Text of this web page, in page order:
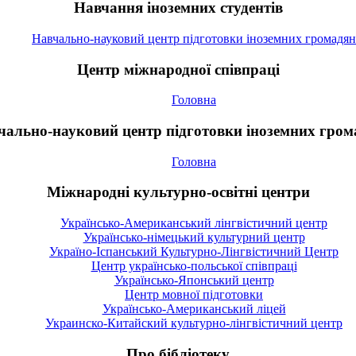
Навчання іноземних студентів
Навчально-науковий центр підготовки іноземних громадян
Центр міжнародної співпраці
Головна
науковий центр підготовки іноземних
Головна
Міжнародні культурно-освітні центри
Українсько-Американський лінгвістичний центр
Українсько-німецький культурний центр
Україно-Іспанський Культурно-Лінгвістичний Центр
Центр українсько-польської співпраці
Українсько-Японський центр
Центр мовної підготовки
Українсько-Американський ліцей
Украинско-Китайский культурно-лінгвістичний центр